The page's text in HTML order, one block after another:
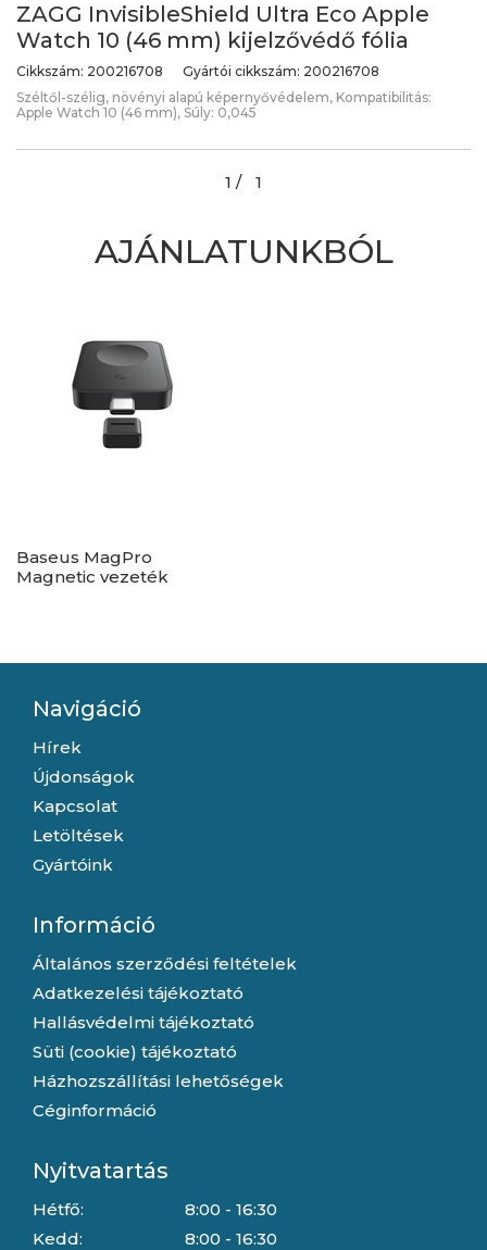
ZAGG InvisibleShield Ultra Eco Apple
Watch 10 (46 mm) kijelzővédő fólia
Cikkszám: 200216708 Gyártói cikkszám: 200216708
Széltől-szélig, növényi alapú képernyővédelem, Kompatibilitás:
Apple Watch 10 (46 mm), Súly: 0,045
1 / 1
AJÁNLATUNKBÓL
Baseus MagPro
Magnetic vezeték
Navigáció
Hírek
Újdonságok
Kapcsolat
Letöltések
Gyártóink
Információ
Általános szerződési feltételek
Adatkezelési tájékoztató
Hallásvédelmi tájékoztató
Süti (cookie) tájékoztató
Házhozszállítási lehetőségek
Céginformáció
Nyitvatartás
Hétfő:
Kedd:
8:00 - 16:30
8:00 - 16:30